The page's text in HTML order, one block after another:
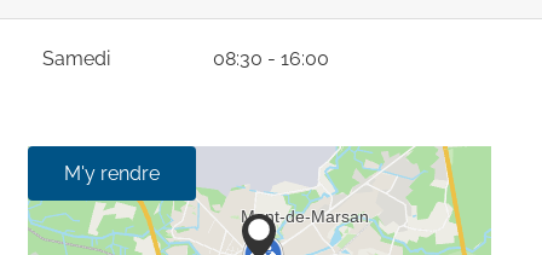
Samedi 08:30 - 16:00
M'y rendre